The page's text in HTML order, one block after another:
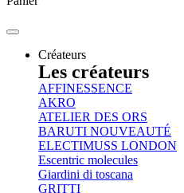
Créateurs
Les créateurs
AFFINESSENCE
AKRO
ATELIER DES ORS
BARUTI NOUVEAUTÉ
ELECTIMUSS LONDON
Escentric molecules
Giardini di toscana
GRITTI